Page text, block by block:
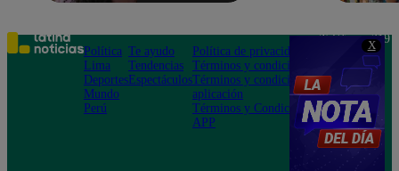
X
Frida tras
descubrir una
contradicción
en una
conversación!
Política
Lima
Deportes
Mundo
Perú
Te ayudo
Tendencias
Espectáculos
Política de privacidad
Términos y condiciones
Términos y condiciones
aplicación
Términos y Condiciones
APP
Teléfono: 219
Av. San
Felipe 968
Jesús María